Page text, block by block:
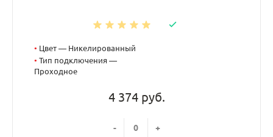
• Цвет — Никелированный
• Тип подключения —
Проходное
4 374 руб.
- +